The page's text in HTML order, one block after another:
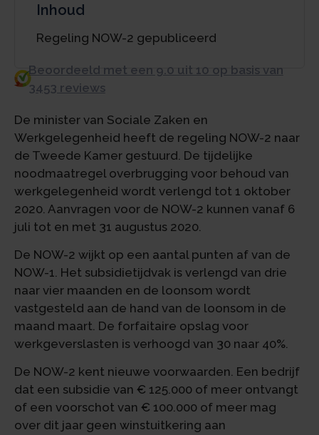
Inhoud
Regeling NOW-2 gepubliceerd
Beoordeeld met een 9.0 uit 10 op basis van
3453 reviews
De minister van Sociale Zaken en
Werkgelegenheid heeft de regeling NOW-2 naar
de Tweede Kamer gestuurd. De tijdelijke
noodmaatregel overbrugging voor behoud van
werkgelegenheid wordt verlengd tot 1 oktober
2020. Aanvragen voor de NOW-2 kunnen vanaf 6
juli tot en met 31 augustus 2020.
De NOW-2 wijkt op een aantal punten af van de
NOW-1. Het subsidietijdvak is verlengd van drie
naar vier maanden en de loonsom wordt
vastgesteld aan de hand van de loonsom in de
maand maart. De forfaitaire opslag voor
werkgeverslasten is verhoogd van 30 naar 40%.
De NOW-2 kent nieuwe voorwaarden. Een bedrijf
dat een subsidie van € 125.000 of meer ontvangt
of een voorschot van € 100.000 of meer mag
over dit jaar geen winstuitkering aan